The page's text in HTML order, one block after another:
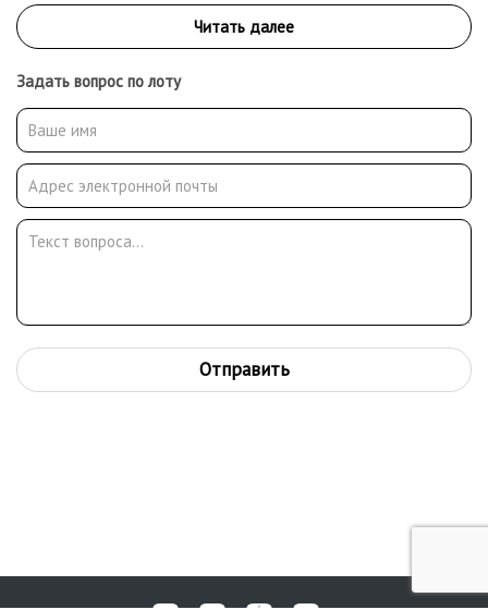
издательствах и детских журналах, а когда началась ВОВ
пошел на фронт. После войны вернулся к своей профессии.
Проиллюстрировал за свою жизнь более 130 изданий.
Задать вопрос по лоту
Отправить